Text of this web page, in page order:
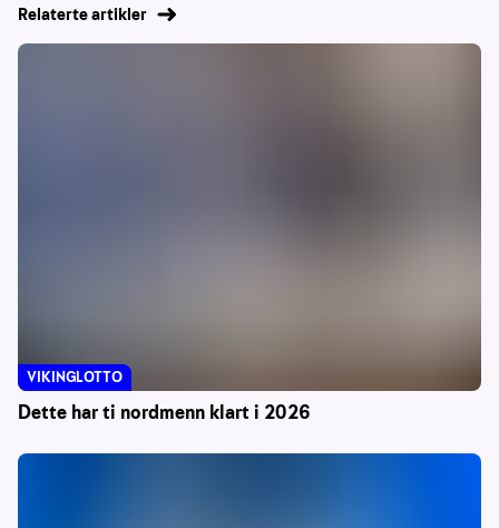
Relaterte artikler
Dette har ti nordmenn klart i 2026
VIKINGLOTTO